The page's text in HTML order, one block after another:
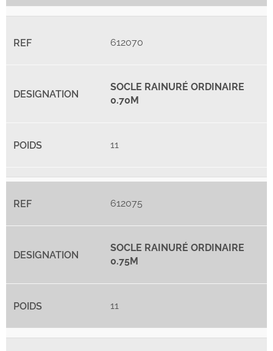
612070
SOCLE RAINURÉ ORDINAIRE
0.70M
11
612075
SOCLE RAINURÉ ORDINAIRE
0.75M
11